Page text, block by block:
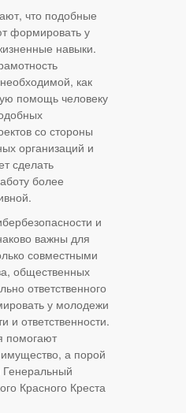
что подобные
формировать у
навыки.
как
помощь человеку
со стороны
организаций и
сделать
более
и
важны для
совместными
общественных
ответственного
у молодежи
и ответственности.
помогают
а порой
Красного Креста